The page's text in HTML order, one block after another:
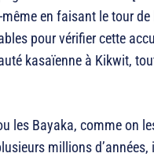
en faisant le tour
pour vérifier cette
kasaïenne à Kikwit,
les Bayaka, comme on
millions